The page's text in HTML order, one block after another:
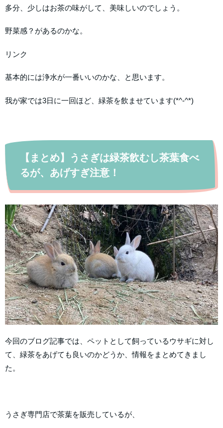
多分、少しはお茶の味がして、美味しいのでしょう。
野菜感？があるのかな。
リンク
基本的には浄水が一番いいのかな、と思います。
我が家では3日に一回ほど、緑茶を飲ませています(*^-^*)
【まとめ】うさぎは緑茶飲むし茶葉食べ
るが、あげすぎ注意！
今回のブログ記事では、ペットとして飼っているウサギに対し
て、緑茶をあげても良いのかどうか、情報をまとめてきまし
た。
うさぎ専門店で茶葉を販売しているが、